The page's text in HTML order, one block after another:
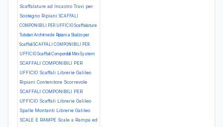
Scaffalature ad Incastro Travi per
Sostegno Ripiani SCAFFALI
COMPONIBILI PER UFFICIO Scaffalature
Tubolari Archimede Ripiani a Sbalzo per
ScaffaliSCAFFALI COMPONIBILI PER
UFFICIO Scaffali Componibili Mini System
SCAFFALI COMPONIBILI PER
UFFICIO Scaffali Librerie Galileo
Ripiani Contenitore Scorrevole
SCAFFALI COMPONIBILI PER
UFFICIO Scaffali Librerie Galileo
Spalle Montanti Librerie Galileo
SCALE E RAMPE Scale a Rampa ed